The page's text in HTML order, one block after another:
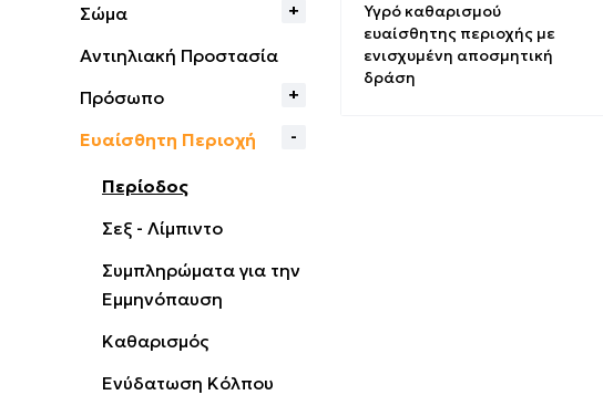
Σώμα
Αντιηλιακή Προστασία
Πρόσωπο
Ευαίσθητη Περιοχή
Περίοδος
Σεξ - Λίμπιντο
Συμπληρώματα για την
Εμμηνόπαυση
Καθαρισμός
Ενύδατωση Κόλπου
Υγρό καθαρισμού
ευαίσθητης περιοχής με
ενισχυμένη αποσμητική
δράση